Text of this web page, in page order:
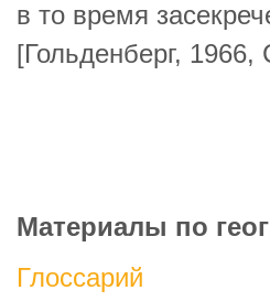
в то время
[Гольденберг, 1966,
Материалы по
Глоссарий